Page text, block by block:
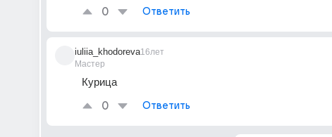
0 Ответить
iuliia_khodoreva
Мастер
16лет
Курица
0 Ответить